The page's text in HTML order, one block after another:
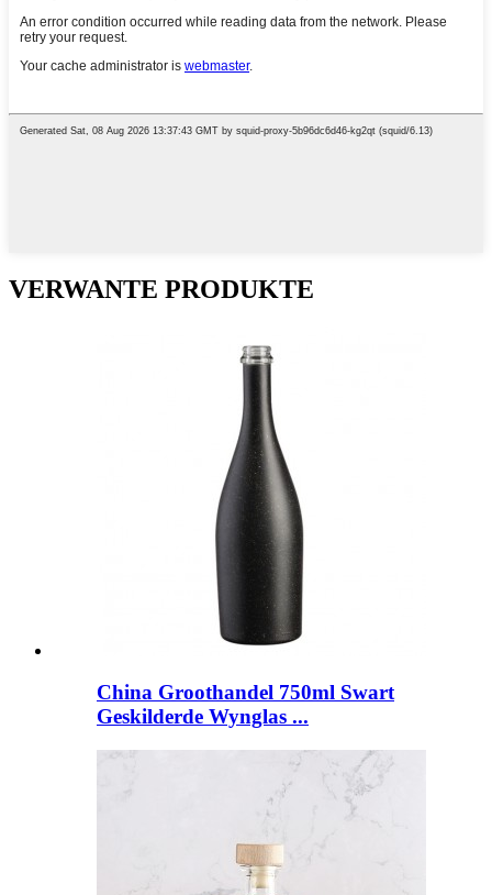
VERWANTE PRODUKTE
China Groothandel 750ml Swart
Geskilderde Wynglas ...